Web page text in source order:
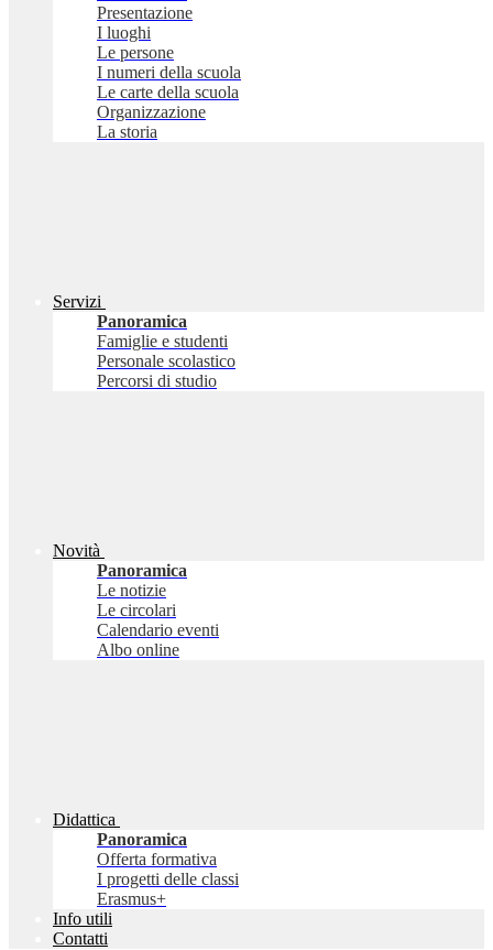
Presentazione
I luoghi
Le persone
I numeri della scuola
Le carte della scuola
Organizzazione
La storia
Servizi
Panoramica
Famiglie e studenti
Personale scolastico
Percorsi di studio
Novità
Panoramica
Le notizie
Le circolari
Calendario eventi
Albo online
Didattica
Panoramica
Offerta formativa
I progetti delle classi
Erasmus+
Info utili
Contatti